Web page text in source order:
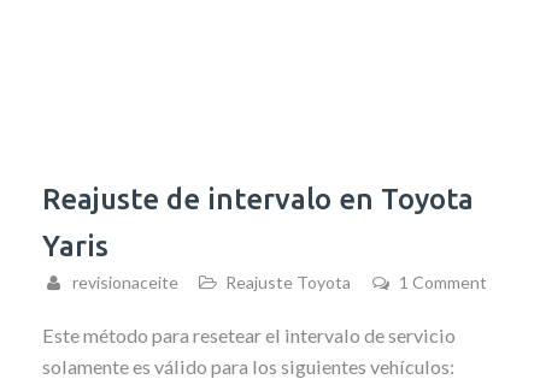
Reajuste de intervalo en Toyota
Yaris
revisionaceite Reajuste Toyota 1 Comment
Este método para resetear el intervalo de servicio
solamente es válido para los siguientes vehículos: